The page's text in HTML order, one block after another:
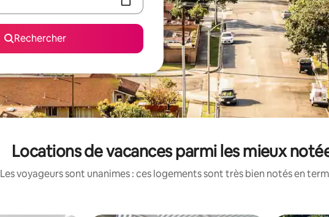
Rechercher
Locations de vacances parmi les mieux
Les voyageurs sont unanimes : ces logements sont très bien notés en